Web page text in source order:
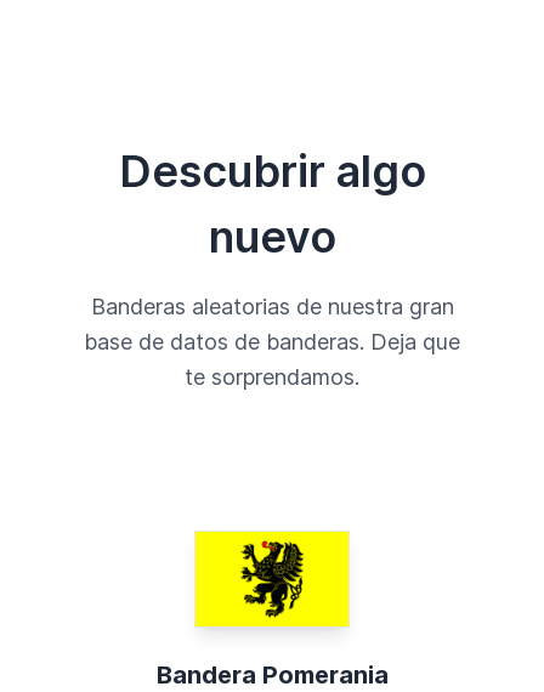
Descubrir algo
nuevo
Banderas aleatorias de nuestra gran
base de datos de banderas. Deja que
te sorprendamos.
Bandera Pomerania